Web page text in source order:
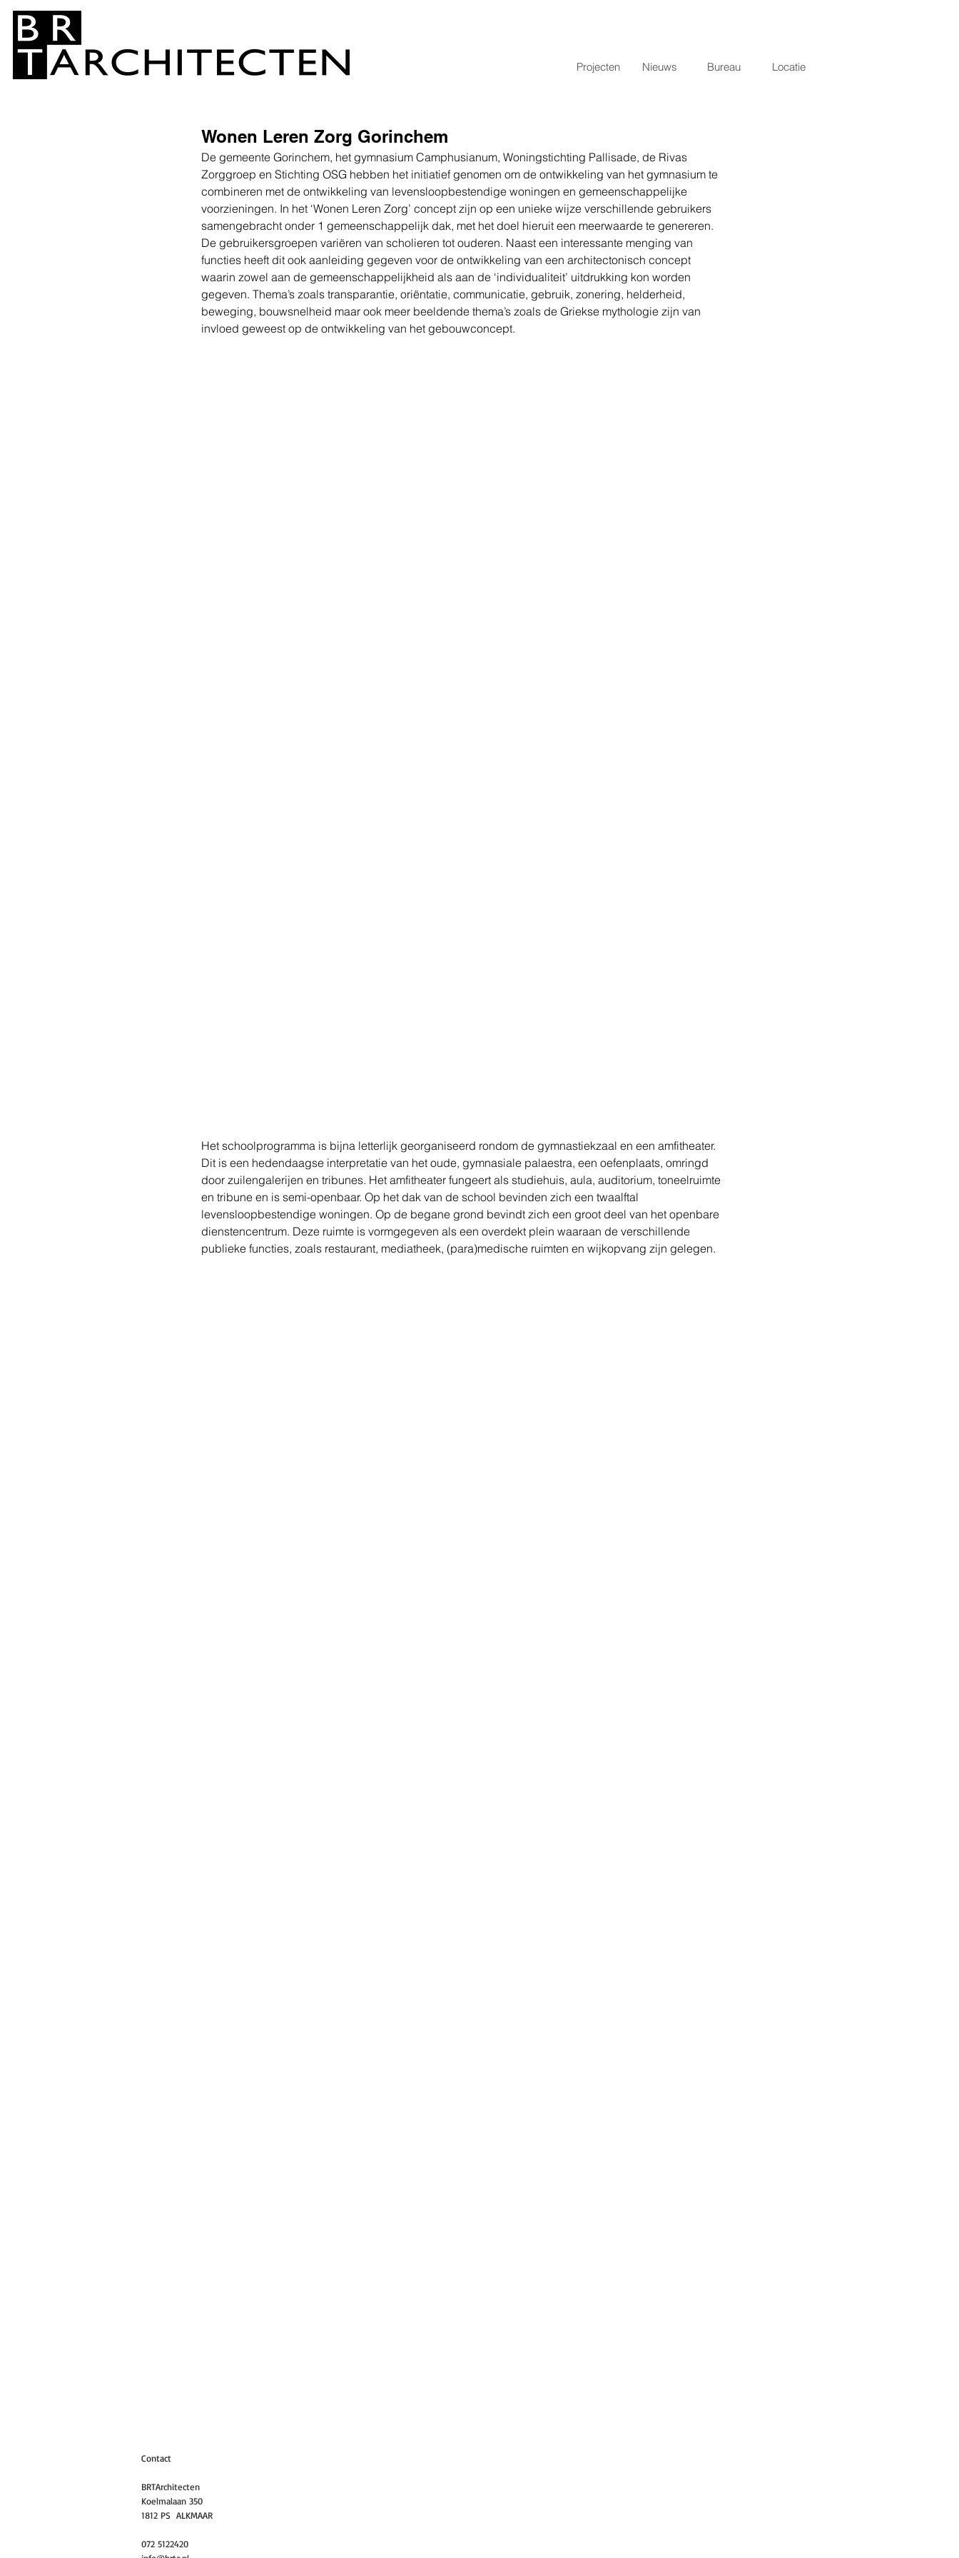
Projecten Nieuws Bureau Locatie
Wonen Leren Zorg Gorinchem
De gemeente Gorinchem, het gymnasium Camphusianum, Woningstichting Pallisade, de Rivas
Zorggroep en Stichting OSG hebben het initiatief genomen om de ontwikkeling van het gymnasium te
combineren met de ontwikkeling van levensloopbestendige woningen en gemeenschappelijke
voorzieningen. In het ‘Wonen Leren Zorg’ concept zijn op een unieke wijze verschillende gebruikers
samengebracht onder 1 gemeenschappelijk dak, met het doel hieruit een meerwaarde te genereren.
De gebruikersgroepen variëren van scholieren tot ouderen. Naast een interessante menging van
functies heeft dit ook aanleiding gegeven voor de ontwikkeling van een architectonisch concept
waarin zowel aan de gemeenschappelijkheid als aan de ‘individualiteit’ uitdrukking kon worden
gegeven. Thema’s zoals transparantie, oriëntatie, communicatie, gebruik, zonering, helderheid,
beweging, bouwsnelheid maar ook meer beeldende thema’s zoals de Griekse mythologie zijn van
invloed geweest op de ontwikkeling van het gebouwconcept.
Het schoolprogramma is bijna letterlijk georganiseerd rondom de gymnastiekzaal en een amfitheater.
Dit is een hedendaagse interpretatie van het oude, gymnasiale palaestra, een oefenplaats, omringd
door zuilengalerijen en tribunes. Het amfitheater fungeert als studiehuis, aula, auditorium, toneelruimte
en tribune en is semi-openbaar. Op het dak van de school bevinden zich een twaalftal
levensloopbestendige woningen. Op de begane grond bevindt zich een groot deel van het openbare
dienstencentrum. Deze ruimte is vormgegeven als een overdekt plein waaraan de verschillende
publieke functies, zoals restaurant, mediatheek, (para)medische ruimten en wijkopvang zijn gelegen.
Contact
BRTArchitecten
Koelmalaan 350
1812 PS ALKMAAR
072 5122420